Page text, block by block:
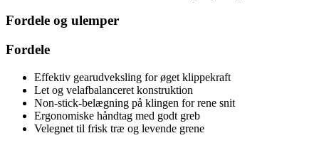
Fordele og ulemper
Fordele
Effektiv gearudveksling for øget klippekraft
Let og velafbalanceret konstruktion
Non-stick-belægning på klingen for rene snit
Ergonomiske håndtag med godt greb
Velegnet til frisk træ og levende grene